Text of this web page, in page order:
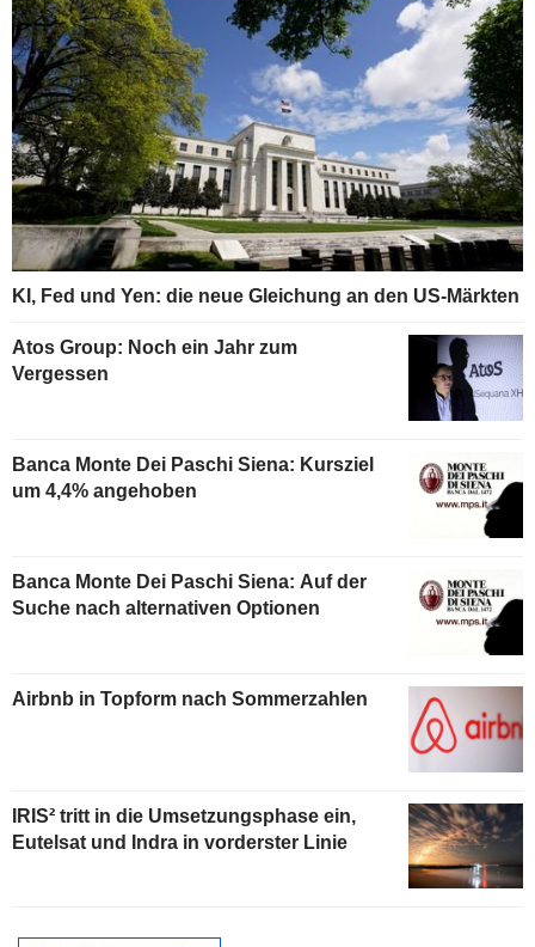
KI, Fed und Yen: die neue Gleichung an den US-Märkten
Atos Group: Noch ein Jahr zum
Vergessen
Banca Monte Dei Paschi Siena: Kursziel
um 4,4% angehoben
Banca Monte Dei Paschi Siena: Auf der
Suche nach alternativen Optionen
Airbnb in Topform nach Sommerzahlen
IRIS² tritt in die Umsetzungsphase ein,
Eutelsat und Indra in vorderster Linie